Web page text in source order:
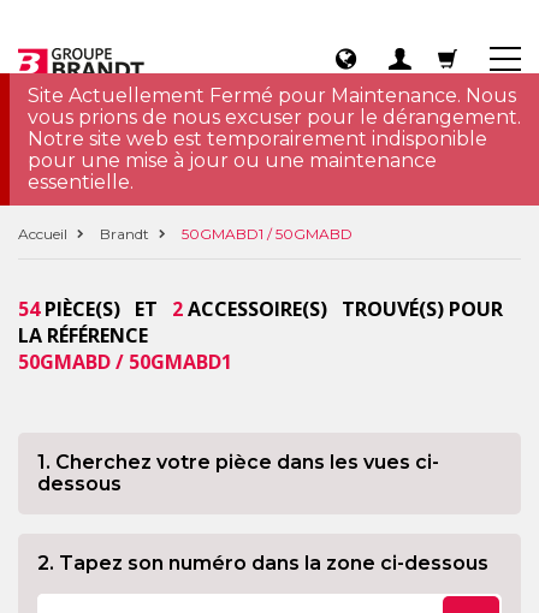
Site Actuellement Fermé pour Maintenance. Nous
vous prions de nous excuser pour le dérangement.
Notre site web est temporairement indisponible
pour une mise à jour ou une maintenance
essentielle.
Accueil Brandt 50GMABD1 / 50GMABD
54PIÈCE(S) ET 2ACCESSOIRE(S) TROUVÉ(S) POUR
LA RÉFÉRENCE
50GMABD / 50GMABD1
1. Cherchez votre pièce dans les vues ci-
dessous
2. Tapez son numéro dans la zone ci-dessous